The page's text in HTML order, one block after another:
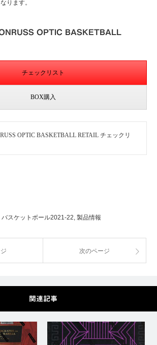
ります。
OPTIC BASKETBALL
チェックリスト
BOX購入
OPTIC BASKETBALL RETAIL チェックリ
バスケットボール2021‐22 製品情報
次のページ
関連記事